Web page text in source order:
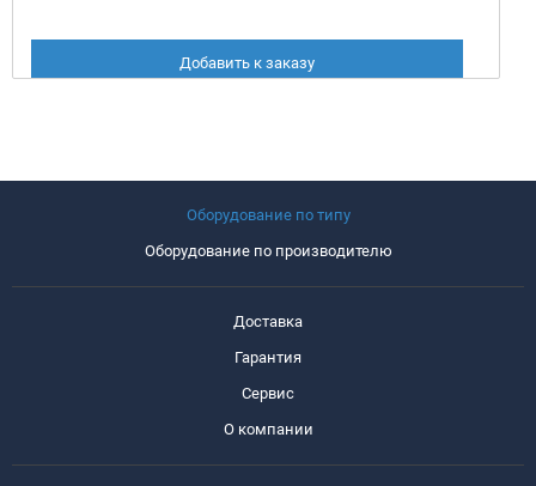
Добавить к заказу
Оборудование по типу
Оборудование по производителю
Доставка
Гарантия
Сервис
О компании